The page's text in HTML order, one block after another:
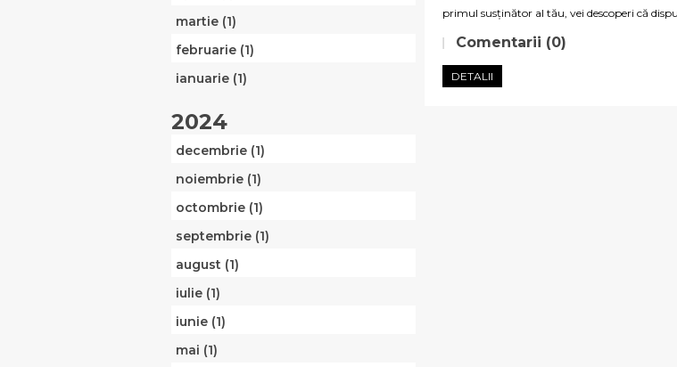
martie (1)
februarie (1)
ianuarie (1)
2024
decembrie (1)
noiembrie (1)
octombrie (1)
septembrie (1)
august (1)
iulie (1)
iunie (1)
mai (1)
primul susținător al tău, vei descoperi că
Comentarii (0)
DETALII